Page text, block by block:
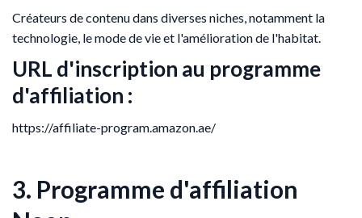
Créateurs de contenu dans diverses niches, notamment la
technologie, le mode de vie et l'amélioration de l'habitat.
URL d'inscription au programme
d'affiliation :
https://affiliate-program.amazon.ae/
3. Programme d'affiliation